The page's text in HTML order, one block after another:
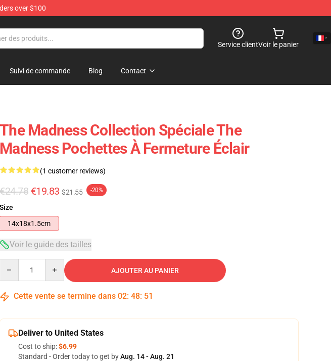
over $100
Service clientVoir le panier
Suivi de commande Blog Contact
The Madness Collection Spéciale The
Madness Pochettes À Fermeture Éclair
(1 customer reviews)
€24.78 €19.83 $21.55 -20%
Size
14x18x1.5cm
Voir le guide des tailles
AJOUTER AU PANIER
Cette vente se termine dans 02: 48: 50
Deliver to United States
Cost to ship:$6.99
Standard - Order today to get byAug. 14 - Aug. 21